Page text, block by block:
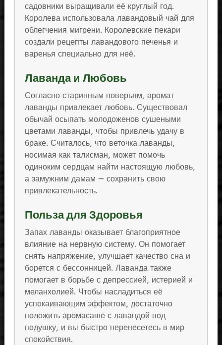
садовники выращивали её круглый год.
Королева использовала лавандовый чай для
облегчения мигрени. Королевские пекари
создали рецепты лавандового печенья и
варенья специально для неё.
Лаванда и Любовь
Согласно старинным поверьям, аромат
лаванды привлекает любовь. Существовал
обычай осыпать молодоженов сушеными
цветами лаванды, чтобы привлечь удачу в
браке. Считалось, что веточка лаванды,
носимая как талисман, может помочь
одиноким сердцам найти настоящую любовь,
а замужним дамам — сохранить свою
привлекательность.
Польза для Здоровья
Запах лаванды оказывает благоприятное
влияние на нервную систему. Он помогает
снять напряжение, улучшает качество сна и
борется с бессонницей. Лаванда также
помогает в борьбе с депрессией, истерией и
меланхолией. Чтобы насладиться её
успокаивающим эффектом, достаточно
положить аромасаше с лавандой под
подушку, и вы быстро перенесетесь в мир
спокойствия.